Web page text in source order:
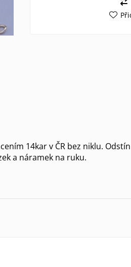
14kar v ČR bez niklu.
a náramek na ruku.